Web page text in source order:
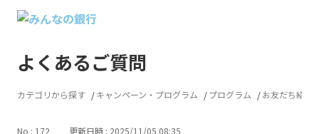
よくあるご質問
カテゴリから探す キャンペーン・プログラム プログラム お友だち紹介
No : 172 更新日時 : 2025/11/05 08:35